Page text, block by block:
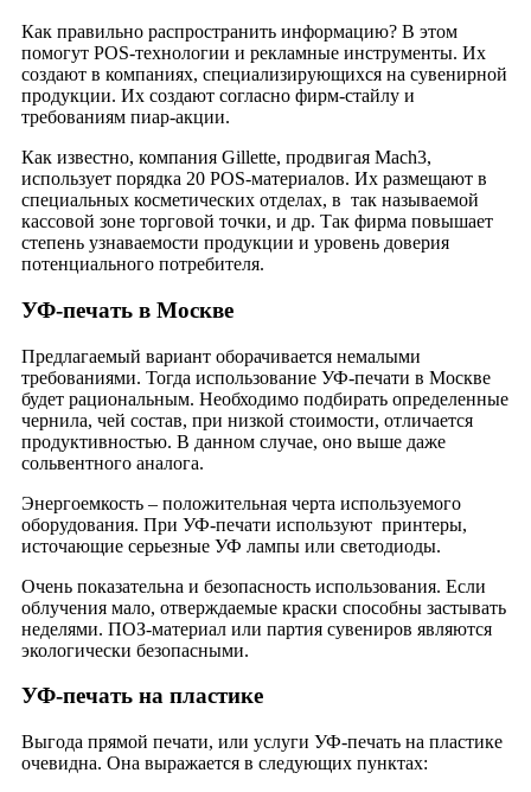
Как правильно распространить информацию? В этом
помогут POS-технологии и рекламные инструменты. Их
создают в компаниях, специализирующихся на сувенирной
продукции. Их создают согласно фирм-стайлу и
требованиям пиар-акции.
Как известно, компания Gillette, продвигая Mach3,
использует порядка 20 POS-материалов. Их размещают в
специальных косметических отделах, в так называемой
кассовой зоне торговой точки, и др. Так фирма повышает
степень узнаваемости продукции и уровень доверия
потенциального потребителя.
УФ-печать в Москве
Предлагаемый вариант оборачивается немалыми
требованиями. Тогда использование УФ-печати в Москве
будет рациональным. Необходимо подбирать определенные
чернила, чей состав, при низкой стоимости, отличается
продуктивностью. В данном случае, оно выше даже
сольвентного аналога.
Энергоемкость – положительная черта используемого
оборудования. При УФ-печати используют принтеры,
источающие серьезные УФ лампы или светодиоды.
Очень показательна и безопасность использования. Если
облучения мало, отверждаемые краски способны застывать
неделями. ПОЗ-материал или партия сувениров являются
экологически безопасными.
УФ-печать на пластике
Выгода прямой печати, или услуги УФ-печать на пластике
очевидна. Она выражается в следующих пунктах: